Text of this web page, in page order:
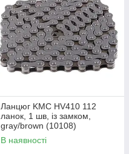
Ланцюг KMC HV410 112
ланок, 1 шв, із замком,
gray/brown (10108)
В наявності